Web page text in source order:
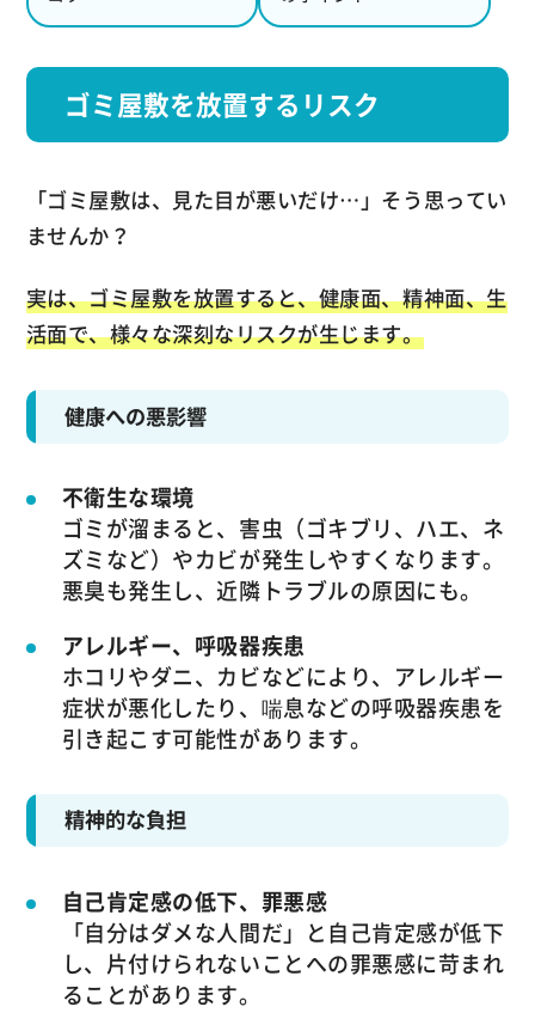
ゴミ屋敷を放置するリスク
「ゴミ屋敷は、見た目が悪いだけ…」そう思ってい
ませんか？
実は、ゴミ屋敷を放置すると、健康面、精神面、生
活面で、様々な深刻なリスクが生じます。
健康への悪影響
不衛生な環境
ゴミが溜まると、害虫（ゴキブリ、ハエ、ネ
ズミなど）やカビが発生しやすくなります。
悪臭も発生し、近隣トラブルの原因にも。
アレルギー、呼吸器疾患
ホコリやダニ、カビなどにより、アレルギー
症状が悪化したり、喘息などの呼吸器疾患を
引き起こす可能性があります。
精神的な負担
自己肯定感の低下、罪悪感
「自分はダメな人間だ」と自己肯定感が低下
し、片付けられないことへの罪悪感に苛まれ
ることがあります。